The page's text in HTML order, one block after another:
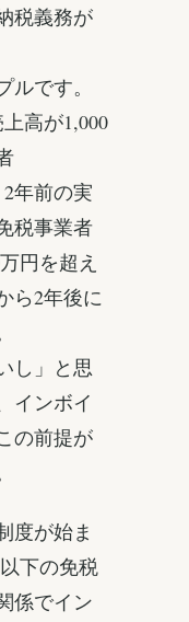
税義務が
です。
高が1,000
年前の実
税事業者
円を超え
ら2年後に
し」と思
インボイ
の前提が
度が始ま
下の免税
係でイン